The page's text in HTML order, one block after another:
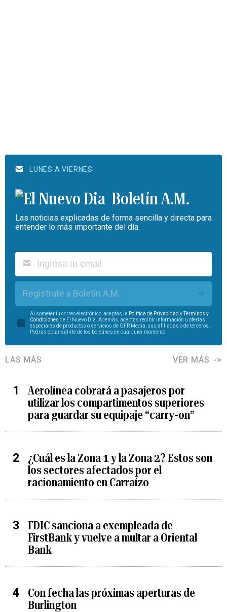
LUNES A VIERNES
Boletín A.M.
Las noticias explicadas de forma sencilla y directa para
entender lo más importante del día.
Regístrate a Boletín A.M.
Al someter tu correo electrónico, aceptas la Política de Privacidad yTérminos y
Condiciones de El Nuevo Día. Además, aceptas recibir información u ofertas
especiales de productos o servicios de GFR Media, sus afiliadas o de terceros.
Podrás optar salirte de los boletines en cualquier momento.
LAS MÁS VER MÁS
Aerolínea cobrará a pasajeros por
utilizar los compartimentos superiores
para guardar su equipaje “carry-on”
¿Cuál es la Zona 1 y la Zona 2? Estos son
los sectores afectados por el
racionamiento en Carraízo
FDIC sanciona a exempleada de
FirstBank y vuelve a multar a Oriental
Bank
Con fecha las próximas aperturas de
Burlington